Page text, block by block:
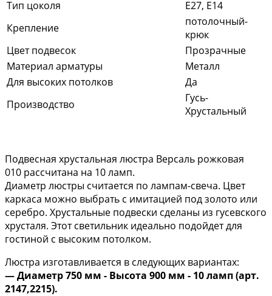
Тип цоколя
E27, Е14
Крепление
потолочный-
крюк
Цвет подвесок
Прозрачные
Материал арматуры
Металл
Для высоких потолков
Да
Производство
Гусь-
Хрустальный
Подвесная хрустальная люстра Версаль рожковая
010 рассчитана на 10 ламп.
Диаметр люстры считается по лампам-свеча. Цвет
каркаса можно выбрать с имитацией под золото или
серебро. Хрустальные подвески сделаны из гусевского
хрусталя. Этот светильник идеально подойдет для
гостиной с высоким потолком.
Люстра изготавливается в следующих вариантах:
— Диаметр 750 мм - Высота 900 мм - 10 ламп (арт.
2147,2215).